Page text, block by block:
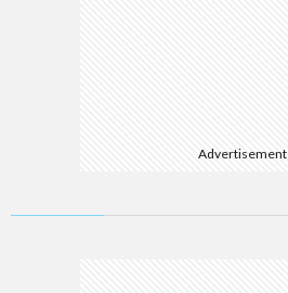
Advertisement